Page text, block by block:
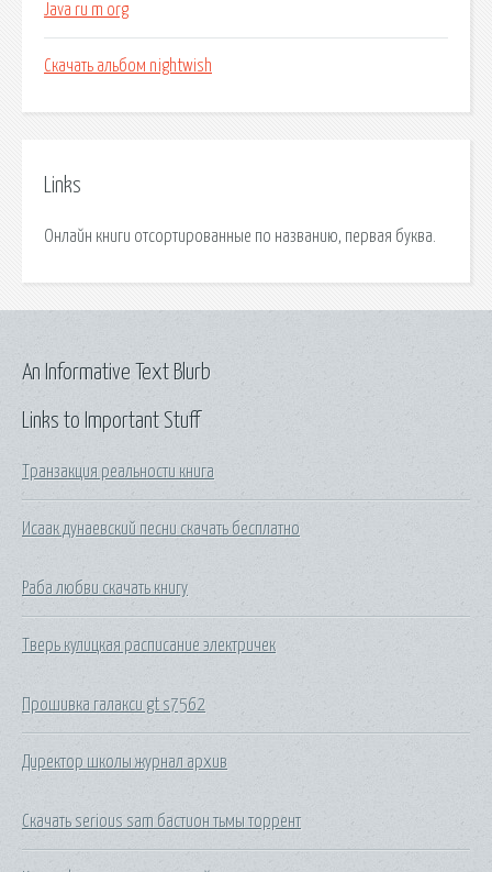
Java ru m org
Скачать альбом nightwish
Links
Онлайн книги отсортированные по названию, первая буква.
Links to Important Stuff
Транзакция реальности книга
Исаак дунаевский песни скачать бесплатно
Раба любви скачать книгу
Тверь кулицкая расписание электричек
Прошивка галакси gt s7562
Директор школы журнал архив
Скачать serious sam бастион тьмы торрент
An Informative Text Blurb